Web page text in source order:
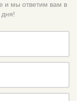
и мы ответим вам в
дня!